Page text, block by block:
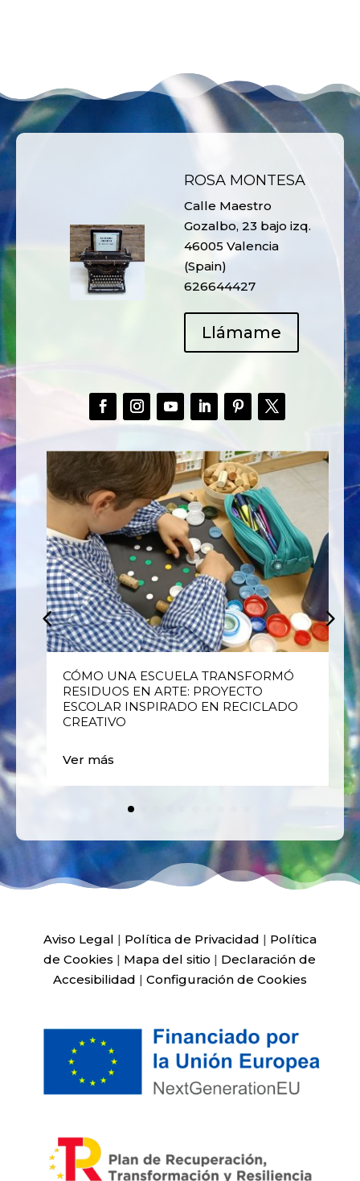
ROSA MONTESA
Calle Maestro
Gozalbo, 23 bajo izq.
46005 Valencia
(Spain)
626644427
Llámame
CÓMO UNA ESCUELA TRANSFORMÓ
RESIDUOS EN ARTE: PROYECTO
ESCOLAR INSPIRADO EN RECICLADO
CREATIVO
Ver más
Aviso Legal | Política de Privacidad | Política
de Cookies | Mapa del sitio | Declaración de
Accesibilidad | Configuración de Cookies